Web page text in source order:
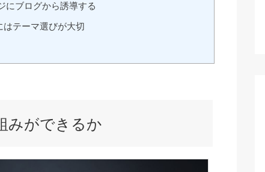
にブログから誘導する
テーマ選びが大切
みができるか